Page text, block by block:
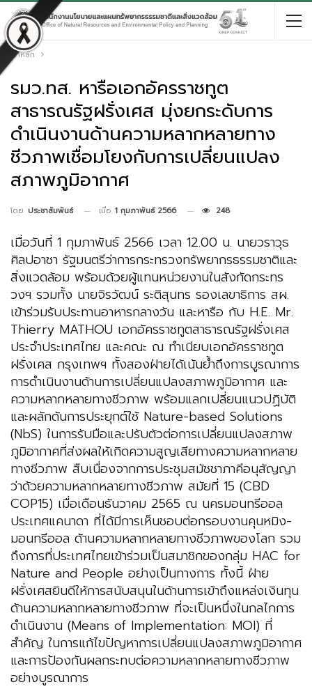
หน้าหลัก
รมว.ทส. หารือเอกอัครราชทูต
สาธารณรัฐฝรั่งเศส มุ่งยกระดับการ
ดำเนินงานด้านความหลากหลายทาง
ชีวภาพเชื่อมโยงกับการเปลี่ยนแปลง
สภาพภูมิอากาศ
โดย ประชาสัมพันธ์ เมื่อ 1 กุมภาพันธ์ 2566 248
เมื่อวันที่ 1 กุมภาพันธ์ 2566 เวลา 12.00 น. นายวราวุธ
ศิลปอาชา รัฐมนตรีว่าการกระทรวงทรัพยากรธรรมชาติและ
สิ่งแวดล้อม พร้อมด้วยผู้แทนหน่วยงานในสังกัดกระทร
วงฯ รวมทั้ง นายจิรวัฒน์ ระติสุนทร รองเลขาธิการ สผ.
เข้าร่วมรับประทานอาหารกลางวัน และหารือ กับ H.E. Mr.
Thierry MATHOU เอกอัครราชทูตสาธารณรัฐฝรั่งเศส
ประจำประเทศไทย และคณะ ณ ทำเนียบเอกอัครราชทูต
ฝรั่งเศส กรุงเทพฯ ทั้งสองฝ่ายได้เน้นย้ำถึงการบูรณาการ
การดำเนินงานด้านการเปลี่ยนแปลงสภาพภูมิอากาศ และ
ความหลากหลายทางชีวภาพ พร้อมแลกเปลี่ยนแนวปฏิบัติ
และผลักดันการประยุกต์ใช้ Nature-based Solutions
(NbS) ในการรับมือและปรับตัวต่อการเปลี่ยนแปลงสภาพ
ภูมิอากาศที่ส่งผลให้เกิดความสูญเสียทางความหลากหลาย
ทางชีวภาพ สืบเนื่องจากการประชุมสมัชชาภาคีอนุสัญญา
ว่าด้วยความหลากหลายทางชีวภาพ สมัยที่ 15 (CBD
COP15) เมื่อเดือนธันวาคม 2565 ณ นครมอนทรีออล
ประเทศแคนาดา ที่ได้มีการเห็นชอบต่อกรอบงานคุนหมิง-
มอนทรีออล ด้านความหลากหลายทางชีวภาพของโลก รวม
ถึงการที่ประเทศไทยเข้าร่วมเป็นสมาชิกของกลุ่ม HAC for
Nature and People อย่างเป็นทางการ ทั้งนี้ ฝ่าย
ฝรั่งเศสยินดีให้การสนับสนุนในด้านการเข้าถึงแหล่งเงินทุน
ด้านความหลากหลายทางชีวภาพ ที่จะเป็นหนึ่งในกลไกการ
ดำเนินงาน (Means of Implementation: MOI) ที่
สำคัญ ในการแก้ไขปัญหาการเปลี่ยนแปลงสภาพภูมิอากาศ
และการป้องกันผลกระทบต่อความหลากหลายทางชีวภาพ
อย่างบูรณาการ